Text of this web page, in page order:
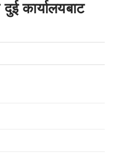
कार्यालयबाट